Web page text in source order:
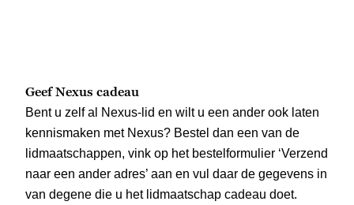
Geef Nexus cadeau
Bent u zelf al Nexus-lid en wilt u een ander ook laten
kennismaken met Nexus? Bestel dan een van de
lidmaatschappen, vink op het bestelformulier ‘Verzend
naar een ander adres’ aan en vul daar de gegevens in
van degene die u het lidmaatschap cadeau doet.